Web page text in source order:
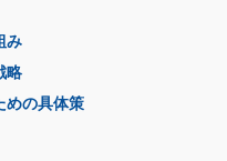
み
略
めの具体策